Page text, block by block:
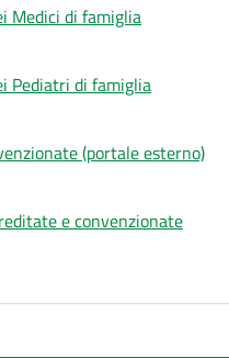
Medici di famiglia
Pediatri di famiglia
(portale esterno)
e convenzionate